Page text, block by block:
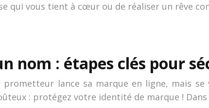
qui vous tient à cœur ou de réaliser un rêve
nom : étapes clés pour
prometteur lance sa marque en ligne, mais
: protégez votre identité de marque !